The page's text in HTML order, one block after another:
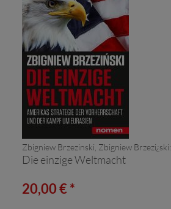
Zbigniew Brzezinski, Zbigniew Brzezi¿ski:
Die einzige Weltmacht
20,00 € *